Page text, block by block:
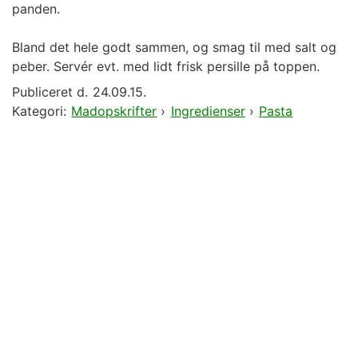
panden.
Bland det hele godt sammen, og smag til med salt og
peber. Servér evt. med lidt frisk persille på toppen.
Publiceret d. 24.09.15.
Kategori: Madopskrifter › Ingredienser› Pasta